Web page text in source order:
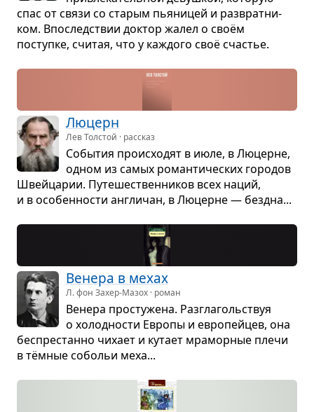
спас от связи со ста­рым пья­ни­цей и раз­врат­ни­
ком. Впо­след­ствии док­тор жалел о своём
поступке, счи­тая, что у каж­дого своё сча­стье.
Люцерн
Лев Толстой · рассказ
Собы­тия про­ис­хо­дят в июле, в Люцерне,
одном из самых роман­ти­че­ских горо­дов
Швейца­рии. Путе­ше­ствен­ни­ков всех наций,
и в осо­бен­но­сти англи­чан, в Люцерне — без­дна...
Венера в мехах
Л. фон Захер-Мазох · роман
Венера про­сту­жена. Раз­гла­голь­ствуя
о холод­но­сти Европы и евро­пей­цев, она
бес­пре­станно чихает и кутает мра­мор­ные плечи
в тём­ные собо­льи меха...